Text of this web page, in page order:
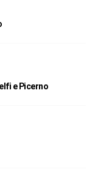
e Picerno